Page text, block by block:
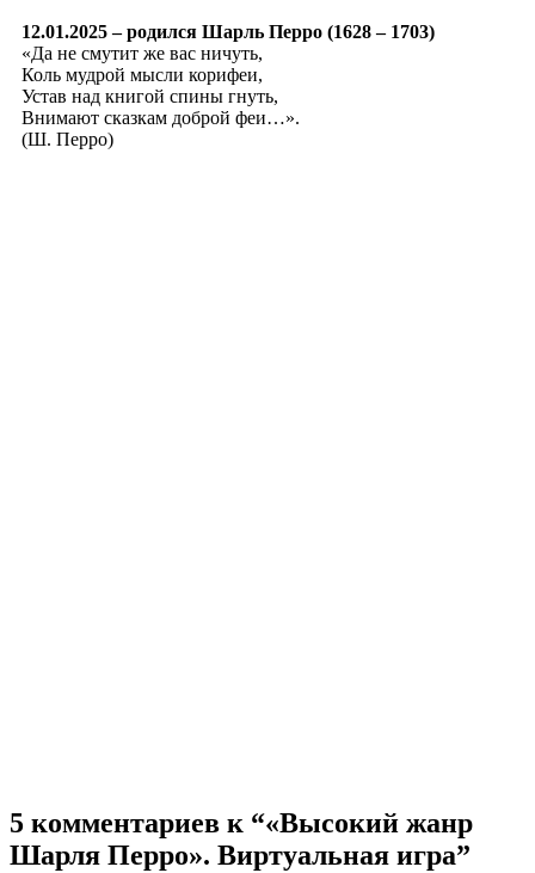
12.01.2025 – родился Шарль Перро (1628 – 1703)
«Да не смутит же вас ничуть,
Коль мудрой мысли корифеи,
Устав над книгой спины гнуть,
Внимают сказкам доброй феи…».
(Ш. Перро)
5 комментариев к “«Высокий жанр
Шарля Перро». Виртуальная игра”